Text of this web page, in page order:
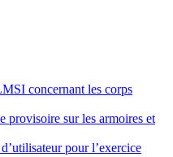
concernant les corps
provisoire sur les armoires et
pour l’exercice